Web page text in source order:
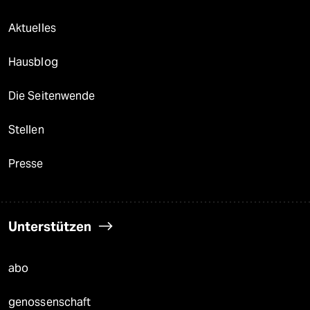
Aktuelles
Hausblog
Die Seitenwende
Stellen
Presse
Unterstützen
abo
genossenschaft